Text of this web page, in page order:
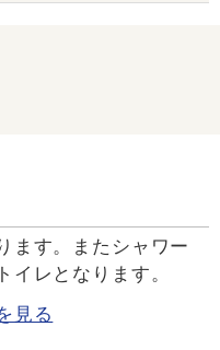
ます。またシャワー
イレとなります。
見る